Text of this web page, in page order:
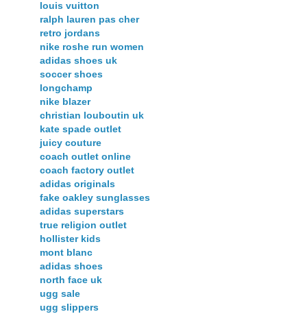
louis vuitton
ralph lauren pas cher
retro jordans
nike roshe run women
adidas shoes uk
soccer shoes
longchamp
nike blazer
christian louboutin uk
kate spade outlet
juicy couture
coach outlet online
coach factory outlet
adidas originals
fake oakley sunglasses
adidas superstars
true religion outlet
hollister kids
mont blanc
adidas shoes
north face uk
ugg sale
ugg slippers